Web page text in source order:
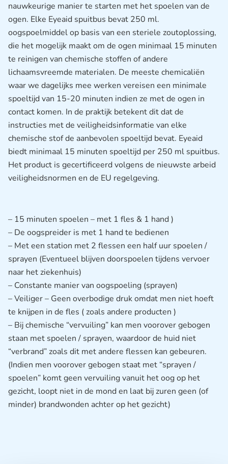
nauwkeurige manier te starten met het spoelen van de
ogen. Elke Eyeaid spuitbus bevat 250 ml.
oogspoelmiddel op basis van een steriele zoutoplossing,
die het mogelijk maakt om de ogen minimaal 15 minuten
te reinigen van chemische stoffen of andere
lichaamsvreemde materialen. De meeste chemicaliën
waar we dagelijks mee werken vereisen een minimale
spoeltijd van 15-20 minuten indien ze met de ogen in
contact komen. In de praktijk betekent dit dat de
instructies met de veiligheidsinformatie van elke
chemische stof de aanbevolen spoeltijd bevat. Eyeaid
biedt minimaal 15 minuten spoeltijd per 250 ml spuitbus.
Het product is gecertificeerd volgens de nieuwste arbeid
veiligheidsnormen en de EU regelgeving.
– 15 minuten spoelen – met 1 fles & 1 hand )
– De oogspreider is met 1 hand te bedienen
– Met een station met 2 flessen een half uur spoelen /
sprayen (Eventueel blijven doorspoelen tijdens vervoer
naar het ziekenhuis)
– Constante manier van oogspoeling (sprayen)
– Veiliger – Geen overbodige druk omdat men niet hoeft
te knijpen in de fles ( zoals andere producten )
– Bij chemische “vervuiling” kan men voorover gebogen
staan met spoelen / sprayen, waardoor de huid niet
“verbrand” zoals dit met andere flessen kan gebeuren.
(Indien men voorover gebogen staat met “sprayen /
spoelen” komt geen vervuiling vanuit het oog op het
gezicht, loopt niet in de mond en laat bij zuren geen (of
minder) brandwonden achter op het gezicht)